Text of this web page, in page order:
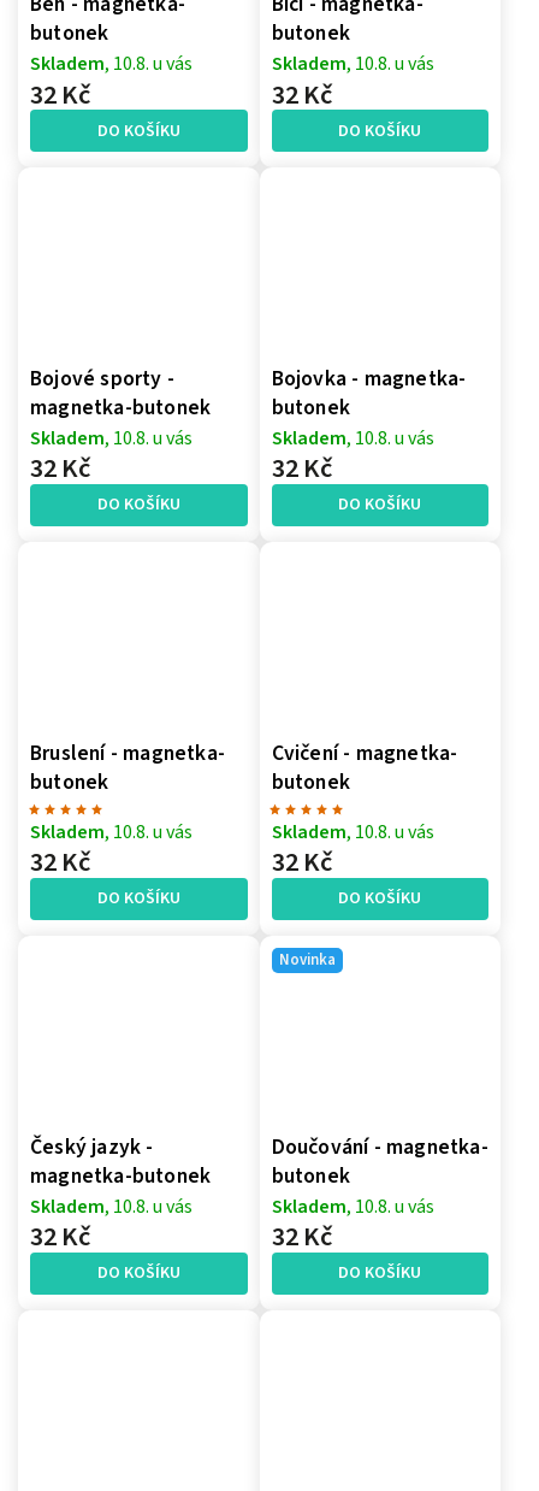
butonek
Skladem, 10.8. u vás
32 Kč
DO KOŠÍKU
butonek
Skladem, 10.8. u vás
32 Kč
DO KOŠÍKU
Bojové sporty -
magnetka-butonek
Skladem, 10.8. u vás
32 Kč
DO KOŠÍKU
Bojovka - magnetka-
butonek
Skladem, 10.8. u vás
32 Kč
DO KOŠÍKU
Bruslení - magnetka-
butonek
Skladem, 10.8. u vás
32 Kč
DO KOŠÍKU
Cvičení - magnetka-
butonek
Skladem, 10.8. u vás
32 Kč
DO KOŠÍKU
Český jazyk -
magnetka-butonek
Skladem, 10.8. u vás
32 Kč
DO KOŠÍKU
Novinka
Doučování - magnetka-
butonek
Skladem, 10.8. u vás
32 Kč
DO KOŠÍKU